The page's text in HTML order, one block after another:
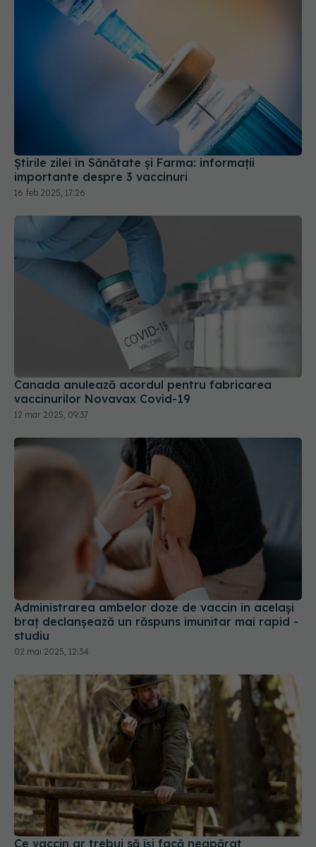
Știrile zilei în Sănătate și Farma: informații
importante despre 3 vaccinuri
Canada anulează acordul pentru fabricarea
vaccinurilor Novavax Covid-19
Administrarea ambelor doze de vaccin în acelaşi
braţ declanşează un răspuns imunitar mai rapid -
02 mai 2025, 12:34
Ce vaccin ar trebui să își facă neapărat
persoanele pasionate de vânătoare și drumeții
03 iul 2026, 09:45